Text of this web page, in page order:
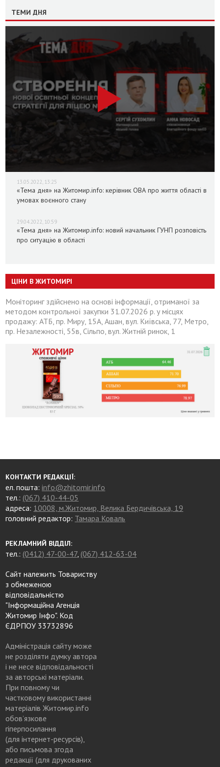
ТЕМИ ДНЯ
13.05.2022, 13:25
«Тема дня» на Житомир.info: керівник ОВА про життя області в
умовах воєнного стану
29.04.2022, 10:59
«Тема дня» на Житомир.info: новий начальник ГУНП розповість
про ситуацію в області
ЦІНИ В ЖИТОМИРІ
Моніторинг здійснено на основі інформації, отриманої за
методом контрольної закупки 31.07.2026 р. у місцях
продажу: АТБ, пр. Миру, 15А, Ашан, вул. Київська, 77, Метро,
пр. Незалежності, 55в, Сільпо, вул. Житній ринок, 1
КОНТАКТИ РЕДАКЦІЇ:
ел. пошта:info@zhitomir.info
тел.: (067) 410-44-05
адреса: 10008, м.Житомир, Велика Бердичівська, 19
головний редактор: Тамара Коваль
РЕКЛАМНИЙ ВІДДІЛ:
тел.: (0412) 47-00-47, (067) 412-63-04
Сайт належить Товариству
з обмеженою
відповідальністю
"Інформаційна Агенція
Житомир Інфо". Код
ЄДРПОУ 33732896
Адміністрація сайту може
не розділяти думку автора
і не несе відповідальності
за авторські матеріали.
При повному чи
частковому використанні
матеріалів Житомир.info
обов’язкове
гіперпосилання
(для інтернет-ресурсів),
або письмова згода
редакції (для друкованих